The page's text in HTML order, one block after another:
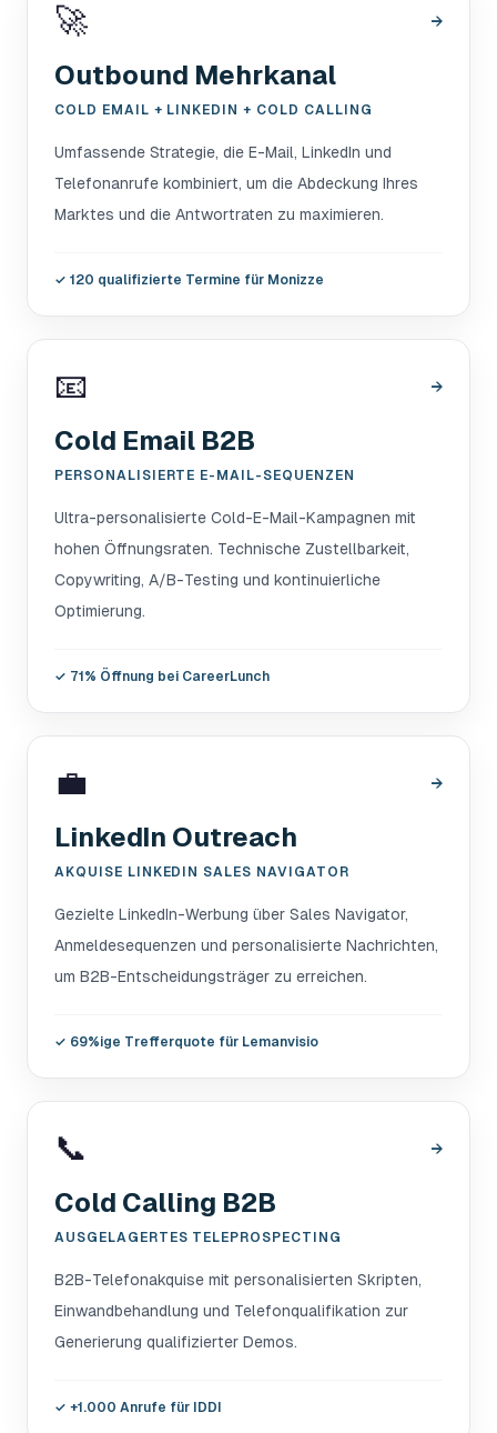
🚀 →
Outbound Mehrkanal
COLD EMAIL + LINKEDIN + COLD CALLING
Umfassende Strategie, die E-Mail, LinkedIn und
Telefonanrufe kombiniert, um die Abdeckung Ihres
Marktes und die Antwortraten zu maximieren.
✓ 120 qualifizierte Termine für Monizze
📧 →
Cold Email B2B
PERSONALISIERTE E-MAIL-SEQUENZEN
Ultra-personalisierte Cold-E-Mail-Kampagnen mit
hohen Öffnungsraten. Technische Zustellbarkeit,
Copywriting, A/B-Testing und kontinuierliche
Optimierung.
✓ 71% Öffnung bei CareerLunch
💼 →
LinkedIn Outreach
AKQUISE LINKEDIN SALES NAVIGATOR
Gezielte LinkedIn-Werbung über Sales Navigator,
Anmeldesequenzen und personalisierte Nachrichten,
um B2B-Entscheidungsträger zu erreichen.
✓ 69%ige Trefferquote für Lemanvisio
📞 →
Cold Calling B2B
AUSGELAGERTES TELEPROSPECTING
B2B-Telefonakquise mit personalisierten Skripten,
Einwandbehandlung und Telefonqualifikation zur
Generierung qualifizierter Demos.
✓ +1.000 Anrufe für IDDI